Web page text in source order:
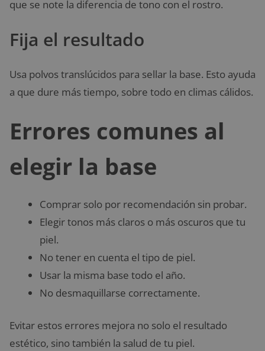
que se note la diferencia de tono con el rostro.
Fija el resultado
Usa polvos translúcidos para sellar la base. Esto ayuda
a que dure más tiempo, sobre todo en climas cálidos.
Errores comunes al
elegir la base
Comprar solo por recomendación sin probar.
Elegir tonos más claros o más oscuros que tu
piel.
No tener en cuenta el tipo de piel.
Usar la misma base todo el año.
No desmaquillarse correctamente.
Evitar estos errores mejora no solo el resultado
estético, sino también la salud de tu piel.